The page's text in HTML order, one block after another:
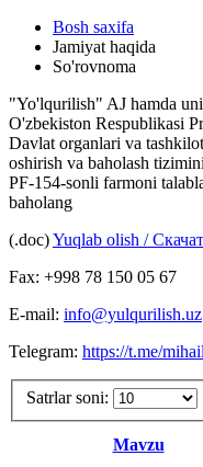
Bosh saxifa
Jamiyat haqida
So'rovnoma
"Yo'lqurilish" AJ hamda
O'zbekiston Respublikasi
Davlat organlari va
oshirish va baholash
PF-154-sonli farmoni
baholang
(.doc)Yuqlab olish /
Fax: +998 78 150 05 67
E-mail: info@yulqurilish.uz
Telegram: https://t.me/
Satrlar soni:
Mavzu